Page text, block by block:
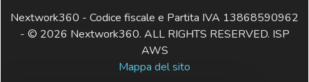
Nextwork360 - Codice fiscale e Partita IVA 13868590962
- © 2026 Nextwork360. ALL RIGHTS RESERVED. ISP
AWS
Mappa del sito